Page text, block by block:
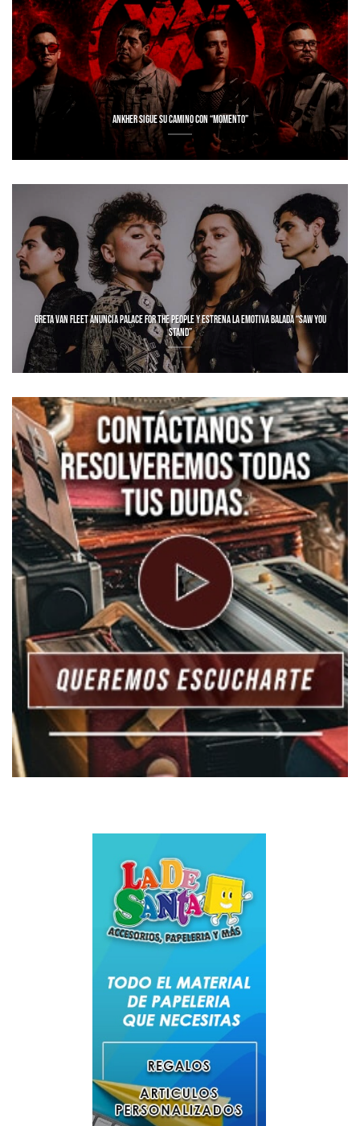
ANKHER SIGUE SU CAMINO CON “MOMENTO”
GRETA VAN FLEET ANUNCIA PALACE FOR THE PEOPLE Y ESTRENA LA EMOTIVA BALADA “SAW YOU
STAND”